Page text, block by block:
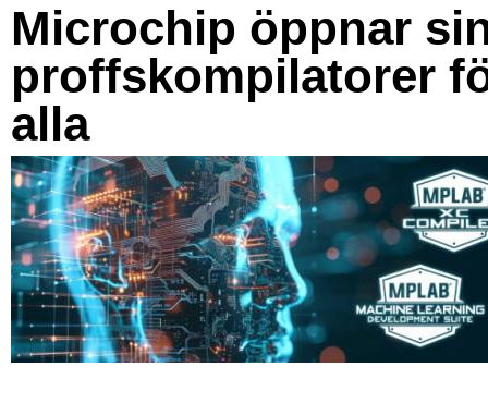
Microchip öppnar
proffskompilatorer
alla